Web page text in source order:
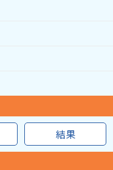
結果